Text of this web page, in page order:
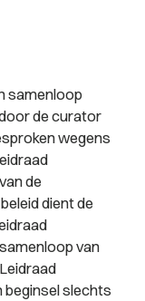
samenloop
de curator
wegens
de
dient de
van
beginsel slechts